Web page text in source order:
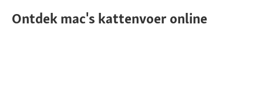
Ontdek mac's kattenvoer online